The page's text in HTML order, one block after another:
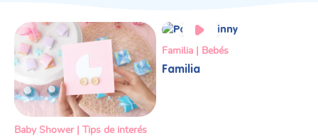
Baby Shower | Tips de interés
Familia | Bebés
Familia